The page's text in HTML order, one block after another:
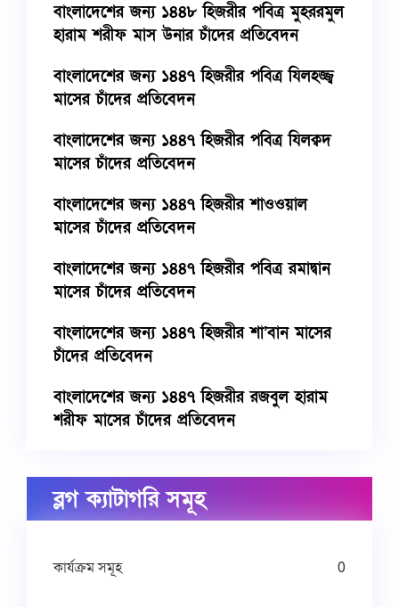
বাংলাদেশের জন্য ১৪৪৮ হিজরীর পবিত্র মুহররমুল
হারাম শরীফ মাস উনার চাঁদের প্রতিবেদন
বাংলাদেশের জন্য ১৪৪৭ হিজরীর পবিত্র যিলহজ্জ্ব
মাসের চাঁদের প্রতিবেদন
বাংলাদেশের জন্য ১৪৪৭ হিজরীর পবিত্র যিলক্বদ
মাসের চাঁদের প্রতিবেদন
বাংলাদেশের জন্য ১৪৪৭ হিজরীর শাওওয়াল
মাসের চাঁদের প্রতিবেদন
বাংলাদেশের জন্য ১৪৪৭ হিজরীর পবিত্র রমাদ্বান
মাসের চাঁদের প্রতিবেদন
বাংলাদেশের জন্য ১৪৪৭ হিজরীর শা’বান মাসের
চাঁদের প্রতিবেদন
বাংলাদেশের জন্য ১৪৪৭ হিজরীর রজবুল হারাম
শরীফ মাসের চাঁদের প্রতিবেদন
ব্লগ ক্যাটাগরি সমূহ
কার্যক্রম সমূহ 0